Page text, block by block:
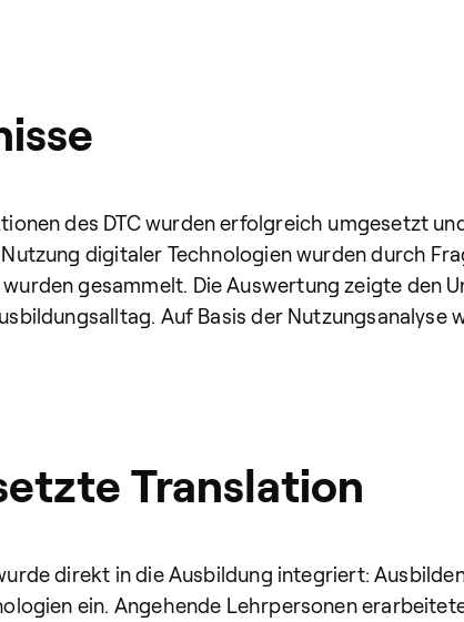
des DTC wurden erfolgreich umgesetzt
digitaler Technologien wurden durch
gesammelt. Die Auswertung zeigte den
Auf Basis der
Translation
direkt in die Ausbildung integriert:
ein. Angehende Lehrpersonen